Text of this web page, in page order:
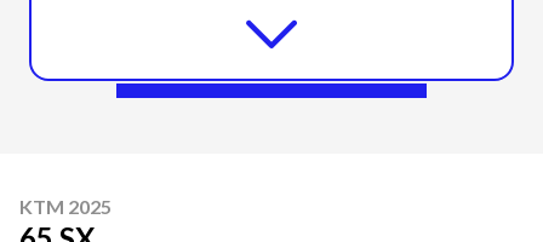
KTM 2025